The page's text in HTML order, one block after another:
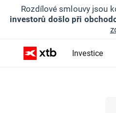
Rozdílové smlouvy jsou
investorů došlo při
Investice